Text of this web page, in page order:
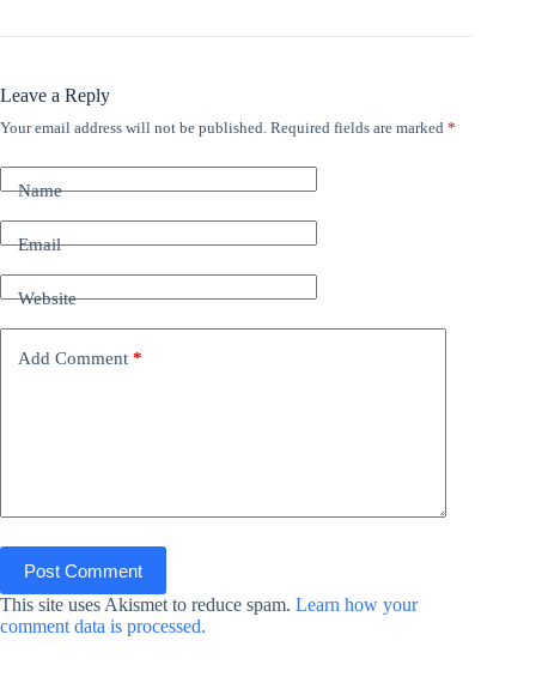
Leave a Reply
Your email address will not be published. Required fields are marked *
Name
Email
Website
Add Comment *
Post Comment
This site uses Akismet to reduce spam. Learn how your
comment data is processed.